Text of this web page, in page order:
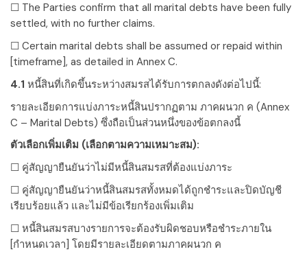
☐ The Parties confirm that all marital debts have been fully
settled, with no further claims.
☐ Certain marital debts shall be assumed or repaid within
[timeframe] , as detailed in Annex C.
4.1 หนี้สินที่เกิดขึ้นระหว่างสมรสได้รับการตกลงดังต่อไปนี้:
รายละเอียดการแบ่งภาระหนี้สินปรากฏตาม ภาคผนวก ค (Annex
C – Marital Debts) ซึ่งถือเป็นส่วนหนึ่งของข้อตกลงนี้
ตัวเลือกเพิ่มเติม (เลือกตามความเหมาะสม):
☐ คู่สัญญายืนยันว่าไม่มีหนี้สินสมรสที่ต้องแบ่งภาระ
☐ คู่สัญญายืนยันว่าหนี้สินสมรสทั้งหมดได้ถูกชำระและปิดบัญชี
เรียบร้อยแล้ว และไม่มีข้อเรียกร้องเพิ่มเติม
☐ หนี้สินสมรสบางรายการจะต้องรับผิดชอบหรือชำระภายใน
[กำหนดเวลา] โดยมีรายละเอียดตามภาคผนวก ค